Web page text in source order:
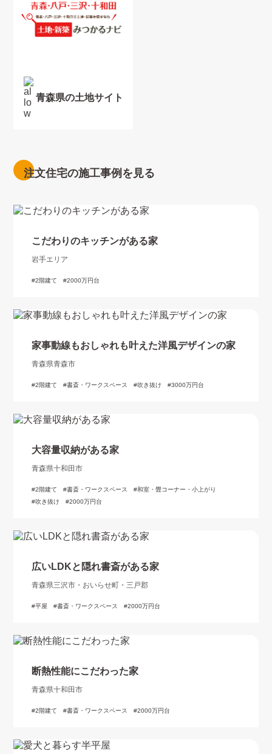
青森県の土地サイト
注文住宅の施工事例を見る
こだわりのキッチンがある家
岩手エリア
2階建て 2000万円台
家事動線もおしゃれも叶えた洋風デザインの家
青森県青森市
2階建て 書斎・ワークスペース 吹き抜け 3000万円台
大容量収納がある家
青森県十和田市
2階建て 書斎・ワークスペース
和室・畳コーナー・小上がり
吹き抜け
2000万円台
広いLDKと隠れ書斎がある家
青森県三沢市・おいらせ町・三戸郡
平屋 書斎・ワークスペース 2000万円台
断熱性能にこだわった家
青森県十和田市
2階建て 書斎・ワークスペース 2000万円台